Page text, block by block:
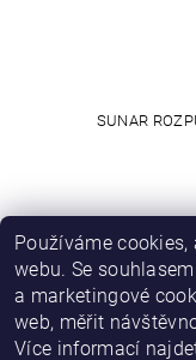
SUNAR
Používáme
webu. Se
a marketingové
web, měřit
Více informací